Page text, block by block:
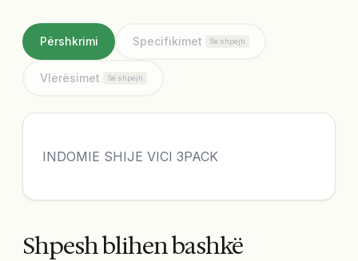
Përshkrimi Specifikimet Së shpejti
Vlerësimet Së shpejti
INDOMIE SHIJE VICI 3PACK
Shpesh blihen bashkë